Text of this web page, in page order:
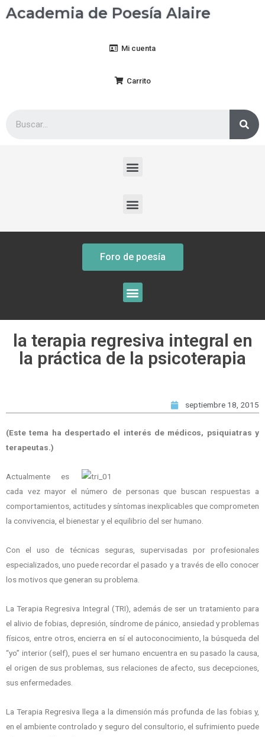
Academia de Poesía Alaire
Mi cuenta
Carrito
Foro de poesía
la terapia regresiva integral en
la práctica de la psicoterapia
septiembre 18, 2015
(Este tema ha despertado el interés de médicos, psiquiatras y
terapeutas.)
Actualmente es
cada vez mayor el número de personas que buscan respuestas a
comportamientos, actitudes y síntomas inexplicables que comprometen
la convivencia, el bienestar y el equilibrio del ser humano.
Con el uso de técnicas seguras, supervisadas por profesionales
especializados, uno puede recordar el pasado y a través de ello conocer
los motivos que generan su problema.
La Terapia Regresiva Integral (TRI), además de ser un tratamiento para
el alivio de fobias, depresión, síndrome de pánico, ansiedad y problemas
físicos, entre otros, encierra en sí el autoconocimiento, la búsqueda del
“yo” interior (self), pues el ser humano encuentra en su pasado la causa,
el origen de sus problemas, sus relaciones de afecto, sus decepciones,
sus enfermedades.
La Terapia Regresiva llega a la dimensión más profunda de las fobias y,
en el ambiente controlado y seguro del consultorio, el sufrimiento puede